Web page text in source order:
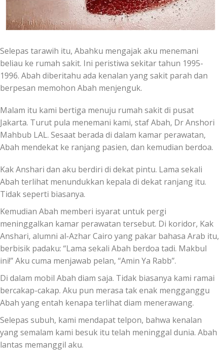
Selepas tarawih itu, Abahku mengajak aku menemani
beliau ke rumah sakit. Ini peristiwa sekitar tahun 1995-
1996. Abah diberitahu ada kenalan yang sakit parah dan
berpesan memohon Abah menjenguk.
Malam itu kami bertiga menuju rumah sakit di pusat
Jakarta. Turut pula menemani kami, staf Abah, Dr Anshori
Mahbub LAL. Sesaat berada di dalam kamar perawatan,
Abah mendekat ke ranjang pasien, dan kemudian berdoa.
Kak Anshari dan aku berdiri di dekat pintu. Lama sekali
Abah terlihat menundukkan kepala di dekat ranjang itu.
Tidak seperti biasanya.
Kemudian Abah memberi isyarat untuk pergi
meninggalkan kamar perawatan tersebut. Di koridor, Kak
Anshari, alumni al-Azhar Cairo yang pakar bahasa Arab itu,
berbisik padaku: “Lama sekali Abah berdoa tadi. Makbul
ini!” Aku cuma menjawab pelan, “Amin Ya Rabb”.
Di dalam mobil Abah diam saja. Tidak biasanya kami ramai
bercakap-cakap. Aku pun merasa tak enak mengganggu
Abah yang entah kenapa terlihat diam menerawang.
Selepas subuh, kami mendapat telpon, bahwa kenalan
yang semalam kami besuk itu telah meninggal dunia. Abah
lantas memanggil aku.